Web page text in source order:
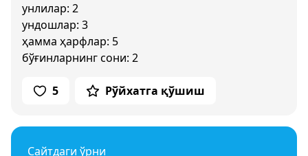
унлилар: 2
ундошлар: 3
ҳамма ҳарфлар: 5
бўғинларнинг сони: 2
5 Рўйхатга қўшиш
Сайтдаги ўрни